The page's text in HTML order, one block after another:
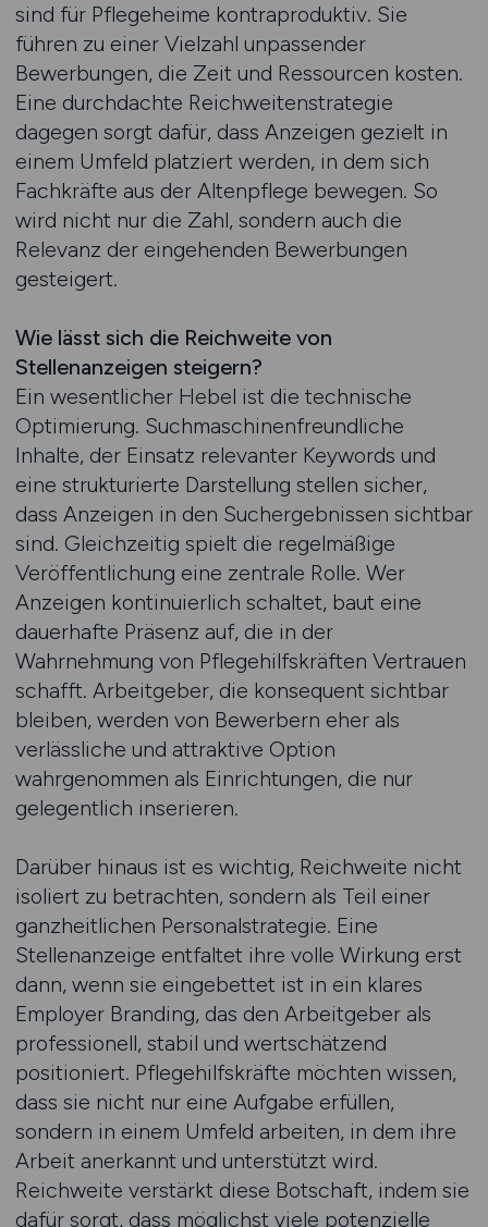
sind für Pflegeheime kontraproduktiv. Sie
führen zu einer Vielzahl unpassender
Bewerbungen, die Zeit und Ressourcen kosten.
Eine durchdachte Reichweitenstrategie
dagegen sorgt dafür, dass Anzeigen gezielt in
einem Umfeld platziert werden, in dem sich
Fachkräfte aus der Altenpflege bewegen. So
wird nicht nur die Zahl, sondern auch die
Relevanz der eingehenden Bewerbungen
gesteigert.
Wie lässt sich die Reichweite von
Stellenanzeigen steigern?
Ein wesentlicher Hebel ist die technische
Optimierung. Suchmaschinenfreundliche
Inhalte, der Einsatz relevanter Keywords und
eine strukturierte Darstellung stellen sicher,
dass Anzeigen in den Suchergebnissen sichtbar
sind. Gleichzeitig spielt die regelmäßige
Veröffentlichung eine zentrale Rolle. Wer
Anzeigen kontinuierlich schaltet, baut eine
dauerhafte Präsenz auf, die in der
Wahrnehmung von Pflegehilfskräften Vertrauen
schafft. Arbeitgeber, die konsequent sichtbar
bleiben, werden von Bewerbern eher als
verlässliche und attraktive Option
wahrgenommen als Einrichtungen, die nur
gelegentlich inserieren.
Darüber hinaus ist es wichtig, Reichweite nicht
isoliert zu betrachten, sondern als Teil einer
ganzheitlichen Personalstrategie. Eine
Stellenanzeige entfaltet ihre volle Wirkung erst
dann, wenn sie eingebettet ist in ein klares
Employer Branding, das den Arbeitgeber als
professionell, stabil und wertschätzend
positioniert. Pflegehilfskräfte möchten wissen,
dass sie nicht nur eine Aufgabe erfüllen,
sondern in einem Umfeld arbeiten, in dem ihre
Arbeit anerkannt und unterstützt wird.
Reichweite verstärkt diese Botschaft, indem sie
dafür sorgt, dass möglichst viele potenzielle